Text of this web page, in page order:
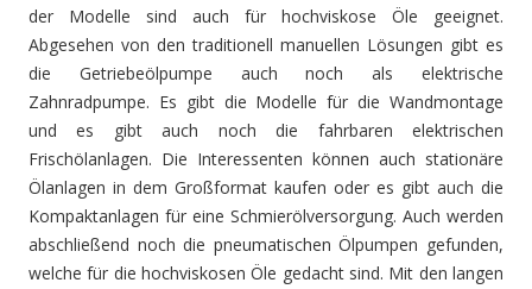
der Modelle sind auch für hochviskose Öle geeignet.
Abgesehen von den traditionell manuellen Lösungen gibt es
die Getriebeölpumpe auch noch als elektrische
Zahnradpumpe. Es gibt die Modelle für die Wandmontage
und es gibt auch noch die fahrbaren elektrischen
Frischölanlagen. Die Interessenten können auch stationäre
Ölanlagen in dem Großformat kaufen oder es gibt auch die
Kompaktanlagen für eine Schmierölversorgung. Auch werden
abschließend noch die pneumatischen Ölpumpen gefunden,
welche für die hochviskosen Öle gedacht sind. Mit den langen